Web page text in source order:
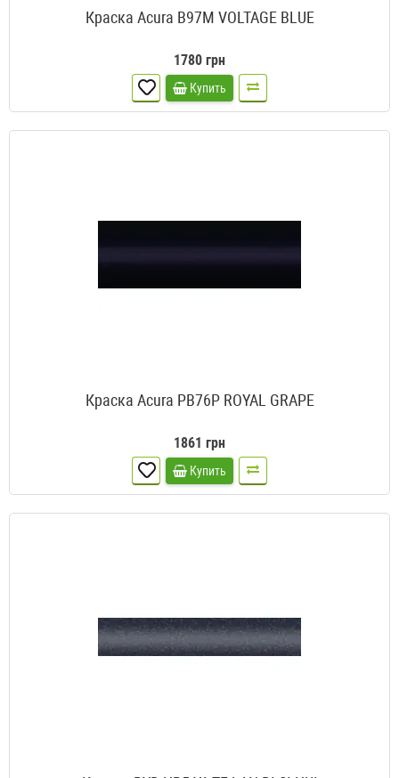
Краска Acura B97M VOLTAGE BLUE
1780 грн
Купить
Краска Acura PB76P ROYAL GRAPE
1861 грн
Купить